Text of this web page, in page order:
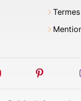
youtube